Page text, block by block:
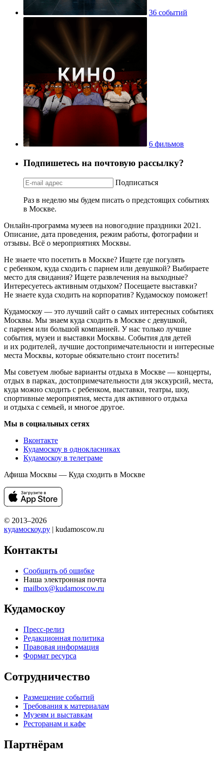
36 событий
6 фильмов
Подпишетесь на почтовую рассылку?
Подписаться
Раз в неделю мы будем писать о предстоящих событиях
в Москве.
Онлайн-программа музеев на новогодние праздники 2021.
Описание, дата проведения, режим работы, фотографии и
отзывы. Всё о мероприятиях Москвы.
Не знаете что посетить в Москве? Ищете где погулять
с ребенком, куда сходить с парнем или девушкой? Выбираете
место для свидания? Ищете развлечения на выходные?
Интересуетесь активным отдыхом? Посещаете выставки?
Не знаете куда сходить на корпоратив? Кудамоскоу поможет!
Кудамоскоу — это лучший сайт о самых интересных событиях
Москвы. Мы знаем куда сходить в Москве с девушкой,
с парнем или большой компанией. У нас только лучшие
события, музеи и выставки Москвы. События для детей
и их родителей, лучшие достопримечательности и интересные
места Москвы, которые обязательно стоит посетить!
Мы советуем любые варианты отдыха в Москве — концерты,
отдых в парках, достопримечательности для экскурсий, места,
куда можно сходить с ребенком, выставки, театры, шоу,
спортивные мероприятия, места для активного отдыха
и отдыха с семьей, и многое другое.
Мы в социальных сетях
Вконтакте
Кудамоскоу в однокласниках
Кудамоскоу в телеграме
Афиша Москвы — Куда сходить в Москве
© 2013–2026
кудамоскоу.ру | kudamoscow.ru
Контакты
Сообщить об ошибке
Наша электронная почта
mailbox@kudamoscow.ru
Кудамоскоу
Пресс-релиз
Редакционная политика
Правовая информация
Формат ресурса
Сотрудничество
Размещение событий
Требования к материалам
Музеям и выставкам
Ресторанам и кафе
Партнёрам